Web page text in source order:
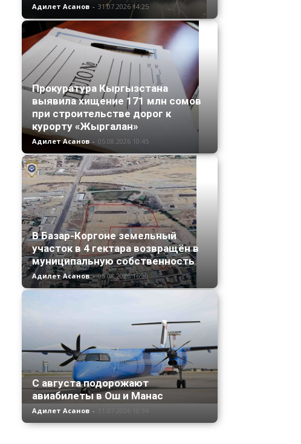
Адилет Асанов - 31.07.2026 14:25
Прокуратура Кыргызстана
выявила хищение 171 млн сомов
при строительстве дорог к
курорту «Жыргалан»
Адилет Асанов - 05.08.2026 10:45
В Базар-Коргоне земельный
участок в 4 гектара возвращён в
муниципальную собственность
Адилет Асанов - 05.08.2026 16:39
С августа подорожают
авиабилеты в Ош и Манас
Адилет Асанов - 31.07.2026 10:34